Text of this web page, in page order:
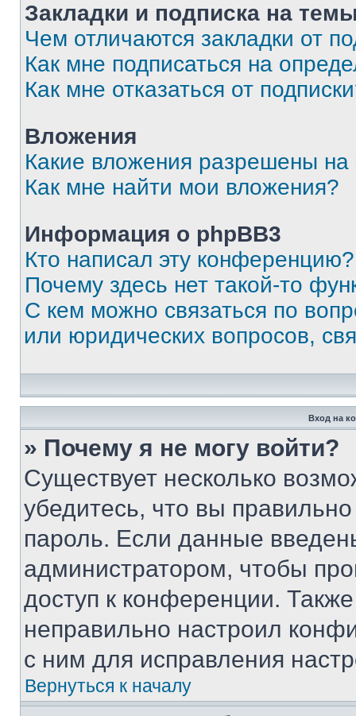
Закладки и подписка на
Чем отличаются закладки от
Как мне подписаться на
Как мне отказаться от
Вложения
Какие вложения разрешены
Как мне найти мои вложения?
Информация о phpBB3
Кто написал эту конференцию?
Почему здесь нет такой-то
С кем можно связаться по
или юридических вопросов,
Вход на
» Почему я не могу войти?
Существует несколько
убедитесь, что вы
пароль. Если данные
администратором, чтобы
доступ к конференции.
неправильно настроил
с ним для исправления
Вернуться к началу